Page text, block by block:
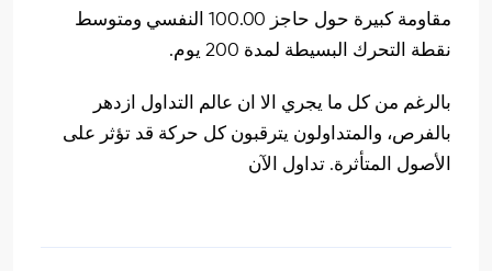
مقاومة كبيرة حول حاجز 100.00 النفسي ومتوسط
نقطة التحرك البسيطة لمدة 200 يوم.
بالرغم من كل ما يجري الا ان عالم التداول ازدهر
بالفرص، والمتداولون يترقبون كل حركة قد تؤثر على
الأصول المتأثرة. تداول الآن